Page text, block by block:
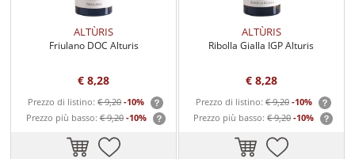
ALTÙRIS
Friulano DOC Alturis
€ 8,28
Prezzo di listino:€ 9,20 -10%
Prezzo più basso:€ 9,20 -10%
ALTÙRIS
Ribolla Gialla IGP Alturis
€ 8,28
Prezzo di listino:€ 9,20 -10%
Prezzo più basso:€ 9,20 -10%